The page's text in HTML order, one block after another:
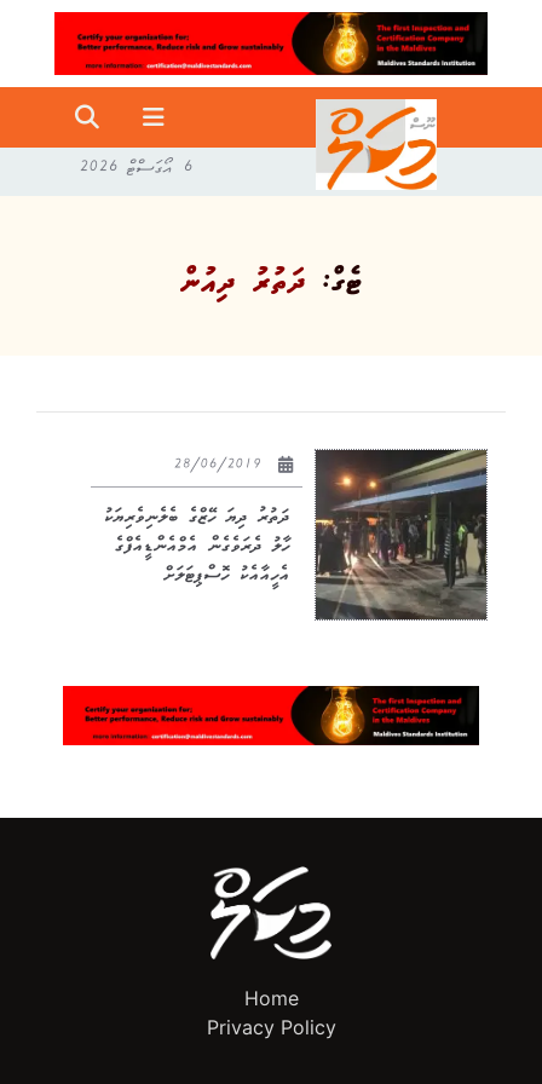
6 އޯގަސްޓް 2026
ޓެގް: ދަތުރު ދިއުން
ދަތުރު ދިޔަ ހޭޒްގެ ބެލެނިވެރިޔަކު
ހާލު ދެރަވެގެން އެމްއެންޑީއެފްގެ
އެހީއާއެކު ހޮސްޕިޓަލަށް
Home
Privacy Policy